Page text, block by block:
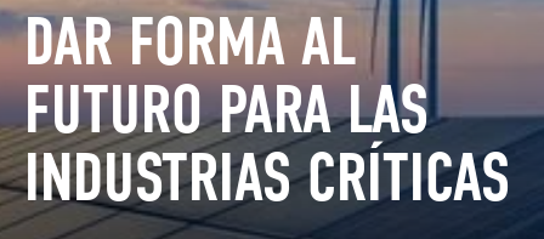
DAR FORMA AL
FUTURO PARA LAS
INDUSTRIAS CRÍTICAS